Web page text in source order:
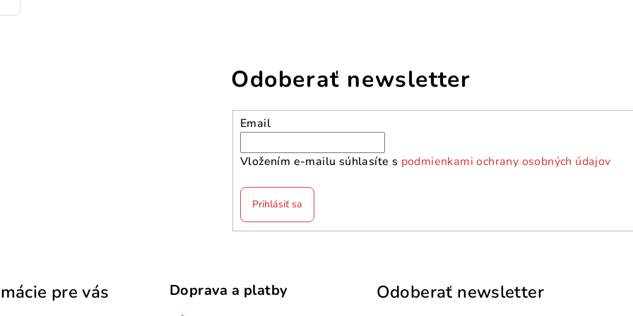
Odoberať newsletter
Email
Vložením e-mailu súhlasíte s podmienkami ochrany osobných údajov
Prihlásiť sa
pre vás Doprava a platby Odoberať newsletter